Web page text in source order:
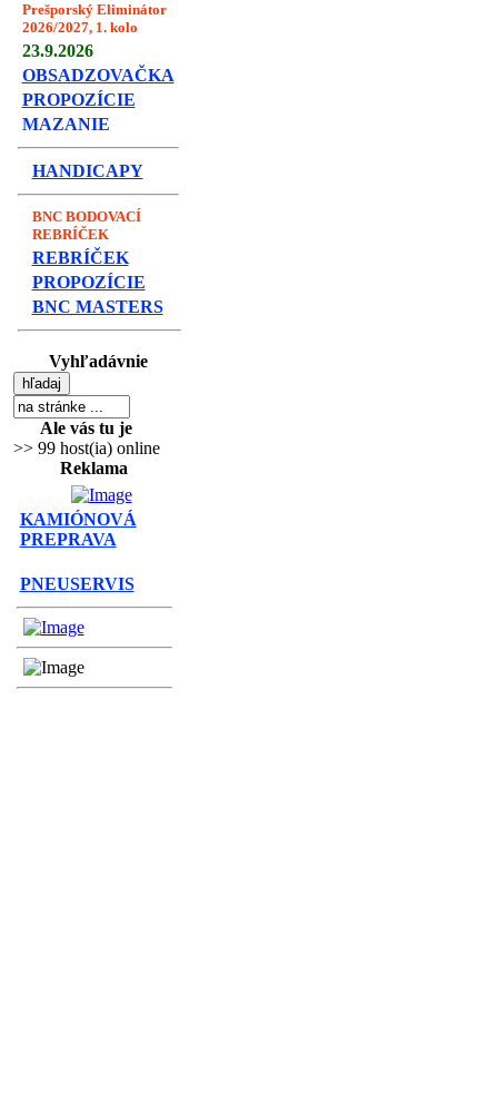
Prešporský Eliminátor
2026/2027, 1. kolo
23.9.2026
OBSADZOVAČKA
PROPOZÍCIE
MAZANIE
HANDICAPY
BNC BODOVACÍ
REBRÍČEK
REBRÍČEK
PROPOZÍCIE
BNC MASTERS
Vyhľadávnie
Ale vás tu je
>> 99 host(ia) online
Reklama
KAMIÓNOVÁ
PREPRAVA
PNEUSERVIS